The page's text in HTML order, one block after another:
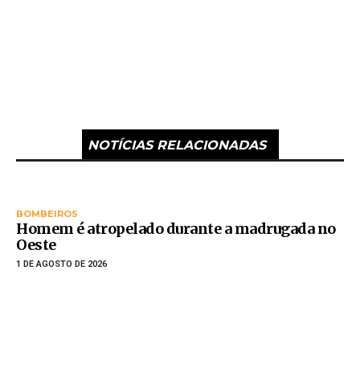
NOTÍCIAS RELACIONADAS
BOMBEIROS
Homem é atropelado durante a madrugada no
Oeste
1 DE AGOSTO DE 2026